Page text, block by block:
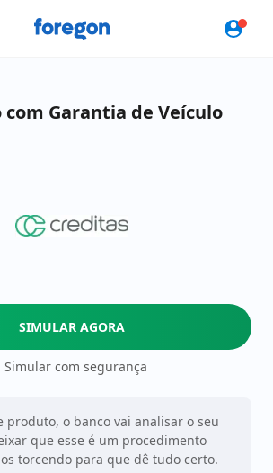
Foregon.com
Garantia de Veículo
SIMULAR AGORA
Simular com segurança
produto, o banco vai analisar o seu
que esse é um procedimento
torcendo para que dê tudo certo.